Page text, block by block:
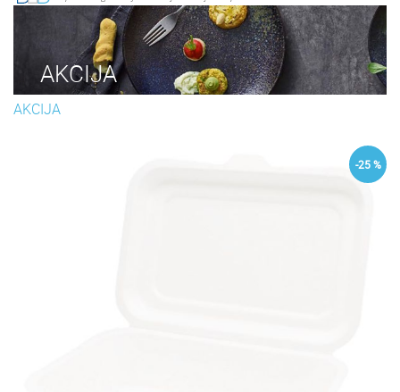
AKCIJA
AKCIJA
-25 %